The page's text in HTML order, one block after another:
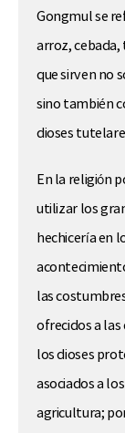
Gongmul se
arroz, cebada,
que sirven no
sino también
dioses
En la religión
utilizar los
hechicería en
las
ofrecidos a las
los dioses
asociados a
agricultura;